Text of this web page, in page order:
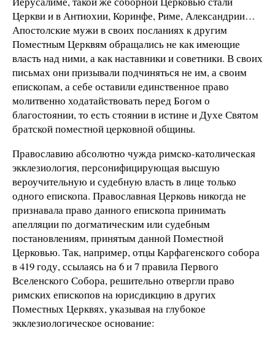
Церкви и в Антиохии, Коринфе, Риме, Александрии…
Апостолские мужи в своих посланиях к другим
Поместным Церквям обращались не как имеющие
власть над ними, а как наставники и советники. В своих
письмах они призывали подчиняться не им, а своим
епископам, а себе оставили единственное право
молитвенно ходатайствовать перед Богом о
благостоянии, то есть стоянии в истине и Духе Святом
братской поместной церковной общины.
Православию абсолютно чужда римско-католическая
экклезиология, персонифицирующая высшую
вероучительную и судебную власть в лице только
одного епископа. Православная Церковь никогда не
признавала право данного епископа принимать
апелляции по догматическим или судебным
постановлениям, принятым данной Поместной
Церковью. Так, например, отцы Карфагенского собора
в 419 году, ссылаясь на 6 и 7 правила Первого
Вселенского Собора, решительно отвергли право
римских епископов на юрисдикцию в других
Поместных Церквях, указывая на глубокое
экклезиологическое основание: